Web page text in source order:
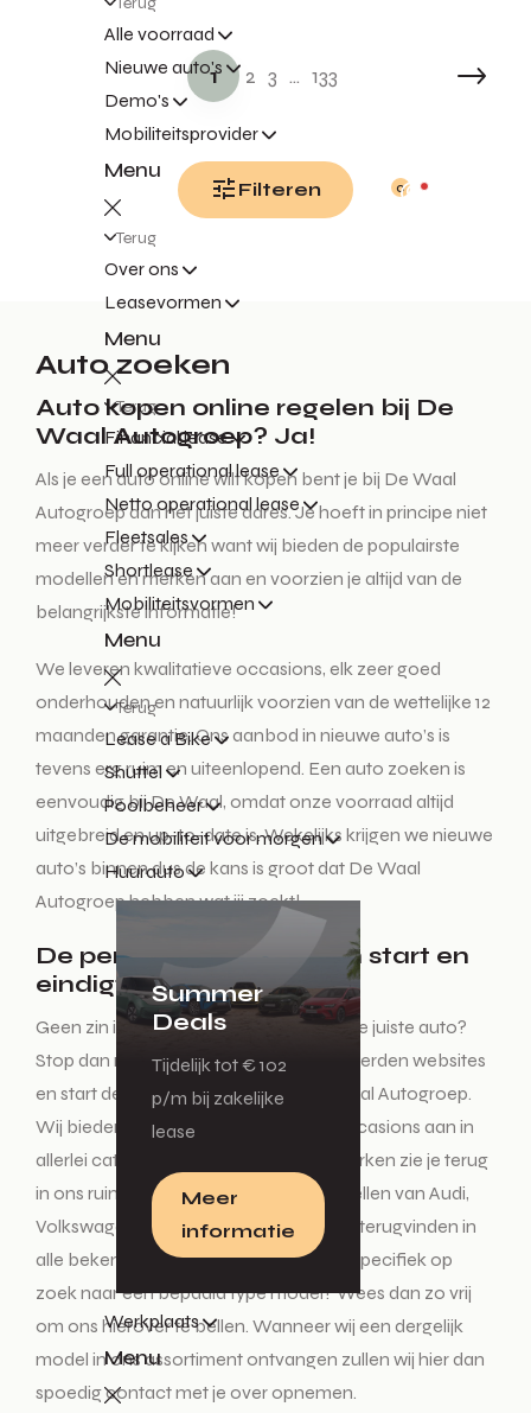
Alle voorraad
Nieuwe auto's
Demo's
Mobiliteitsprovider
Menu
Terug
Over ons
Leasevormen
Menu
Terug
Financial lease
Full operational lease
Netto operational lease
Fleetsales
Shortlease
Mobiliteitsvormen
Menu
Terug
Lease a Bike
Shuttel
Poolbeheer
De mobiliteit voor morgen
Huurauto
Summer
Deals
Tijdelijk tot € 102
p/m bij zakelijke
lease
Meer
informatie
Werkplaats
Menu
0
1 2 3 ... 133
Filteren
Auto zoeken
Auto kopen online regelen bij De
Waal Autogroep? Ja!
Als je een auto online wilt kopen bent je bij De Waal
Autogroep aan het juiste adres. Je hoeft in principe niet
meer verder te kijken want wij bieden de populairste
modellen en merken aan en voorzien je altijd van de
belangrijkste informatie!
We leveren kwalitatieve occasions, elk zeer goed
onderhouden en natuurlijk voorzien van de wettelijke 12
maanden garantie. Ons aanbod in nieuwe auto’s is
tevens erg ruim en uiteenlopend. Een auto zoeken is
eenvoudig bij De Waal, omdat onze voorraad altijd
uitgebreid en up-to-date is. Wekelijks krijgen we nieuwe
auto’s binnen dus de kans is groot dat De Waal
Autogroep hebben wat jij zoekt!
De perfecte auto zoeken start en
eindigt hier!
Geen zin in een lange zoektocht naar de juiste auto?
Stop dan met het auto zoeken op honderden websites
en start deze tocht enkel nog bij De Waal Autogroep.
Wij bieden diverse nieuwe auto’s en occasions aan in
allerlei categorieën. Alle vertrouwde merken zie je terug
in ons ruime aanbod. De mooiste modellen van Audi,
Volkswagen, Škoda en SEAT kun je hier terugvinden in
alle bekende uitvoeringen. Ben je heel specifiek op
zoek naar een bepaald type model? Wees dan zo vrij
om ons hierover te bellen. Wanneer wij een dergelijk
model in ons assortiment ontvangen zullen wij hier dan
spoedig contact met je over opnemen.